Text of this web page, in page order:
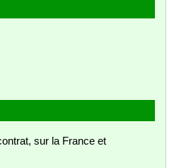
sur la France et